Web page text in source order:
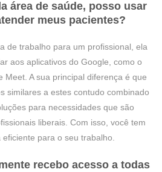
área de saúde, posso usar
meus pacientes?
de trabalho para um profissional, ela
aos aplicativos do Google, como o
Meet. A sua principal diferença é que
similares a estes contudo combinado
para necessidades que são
liberais. Com isso, você tem
eficiente para o seu trabalho.
recebo acesso a todas